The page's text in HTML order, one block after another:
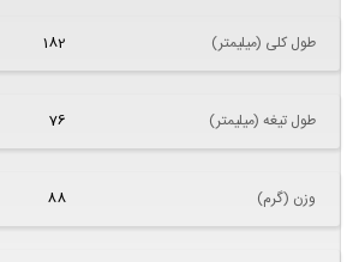
طول کلی (میلیمتر) 182
طول تیغه (میلیمتر) 76
وزن (گرم) 88